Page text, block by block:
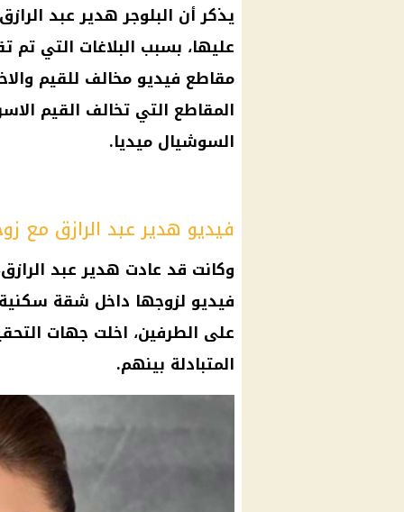
يذكر أن البلوجر هدير عبد
عليها، بسبب البلاغات التي
مقاطع فيديو مخالف للقيم
المقاطع التي تخالف القيم
السوشيال ميديا.
فيديو هدير عبد الرازق مع
وكانت قد عادت هدير عبد
فيديو لزوجها داخل شقة
على الطرفين، اخلت جهات
المتبادلة بينهم.